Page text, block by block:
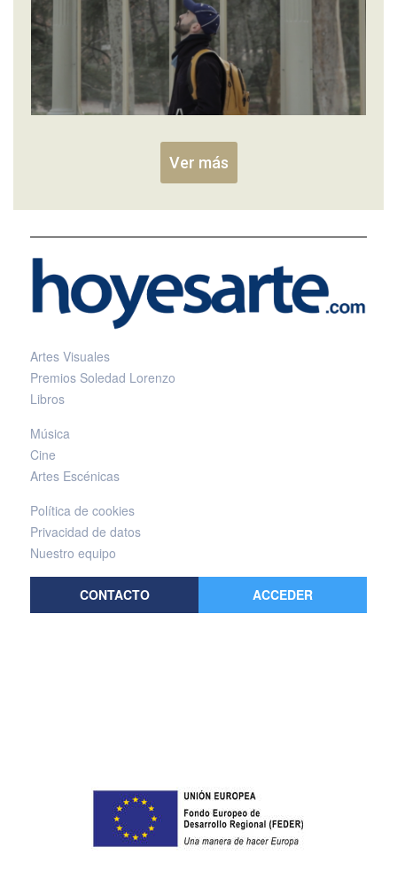
Ver más
Artes Visuales
Premios Soledad Lorenzo
Libros
Música
Cine
Artes Escénicas
Política de cookies
Privacidad de datos
Nuestro equipo
CONTACTO ACCEDER